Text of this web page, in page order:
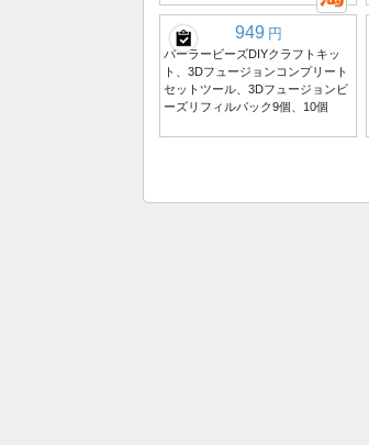
949 円
パーラービーズDIYクラフトキッ
ト、3Dフュージョンコンプリート
セットツール、3Dフュージョンビ
ーズリフィルパック9個、10個